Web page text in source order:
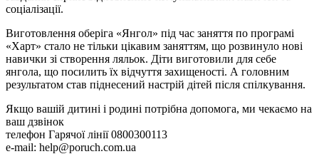
соціалізації.
Виготовлення оберіга «Янгол» під час заняття по програмі
«Харт» стало не тільки цікавим заняттям, що розвинуло нові
навички зі створення ляльок. Діти виготовили для себе
янгола, що посилить їх відчуття захищеності. А головним
результатом став піднесений настрій дітей після спілкування.
Якщо вашій дитині і родині потрібна допомога, ми чекаємо на
ваш дзвінок
телефон Гарячої лінії 0800300113
e-mail: help@poruch.com.ua